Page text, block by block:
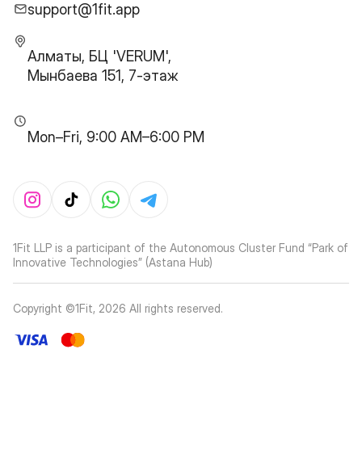
support@1fit.app
Алматы, БЦ 'VERUM',
Мынбаева 151, 7-этаж
Mon–Fri, 9:00 AM–6:00 PM
1Fit LLP is a participant of the Autonomous Cluster Fund “Park of
Innovative Technologies” (Astana Hub)
Copyright ©1Fit, 2026 All rights reserved.